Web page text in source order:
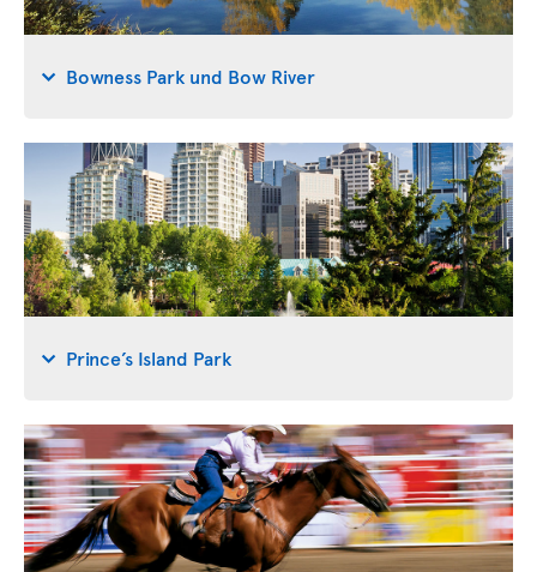
Bowness Park und Bow River
Prince’s Island Park